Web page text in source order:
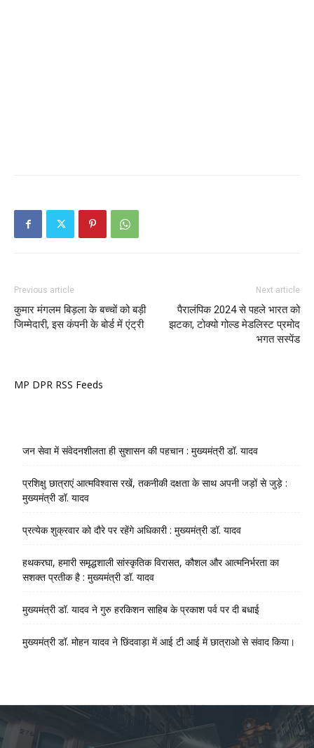
Previous article
कुमार मंगलम बिड़ला के बच्चों को बड़ी
जिम्मेदारी, इस कंपनी के बोर्ड में एंट्री
Next article
पैरालंपिक 2024 से पहले भारत को
झटका, टोक्यो गोल्ड मेडलिस्ट प्रमोद
भगत सस्पेंड
MP DPR RSS Feeds
जन सेवा में संवेदनशीलता ही सुशासन की पहचान : मुख्यमंत्री डॉ. यादव
प्रशिक्षु छात्राएं आत्मविश्वास रखें, तकनीकी दक्षता के साथ अपनी जड़ों से जुड़े :
मुख्यमंत्री डॉ. यादव
प्रत्येक शुक्रवार को दौरे पर रहेंगे अधिकारी : मुख्यमंत्री डॉ. यादव
हथकरघा, हमारी समृद्धशाली सांस्कृतिक विरासत, कौशल और आत्मनिर्भरता का
सशक्त प्रतीक है : मुख्यमंत्री डॉ. यादव
मुख्यमंत्री डॉ. यादव ने गुरु हरकिशन साहिब के प्रकाश पर्व पर दी बधाई
मुख्यमंत्री डॉ. मोहन यादव ने छिंदवाड़ा में आई टी आई में छात्राओ से संवाद किया।